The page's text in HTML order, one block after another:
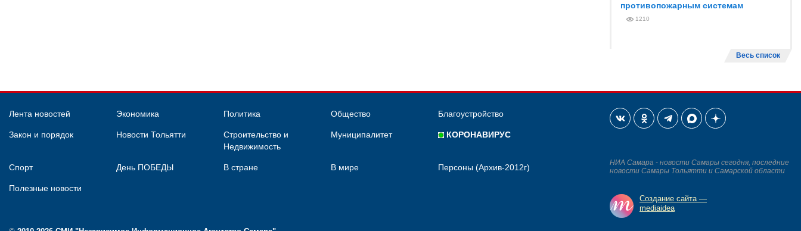
противопожарным системам
1210
Весь список
Лента новостей Экономика Политика Общество Благоустройство
Закон и порядок Новости Тольятти
Строительство и
Недвижимость
Муниципалитет КОРОНАВИРУС
Спорт День ПОБЕДЫ В стране В мире Персоны (Архив-2012г)
Полезные новости
НИА Самара - новости Самары сегодня, последние
новости Самары Тольятти и Самарской области
Создание сайта —
mediaidea